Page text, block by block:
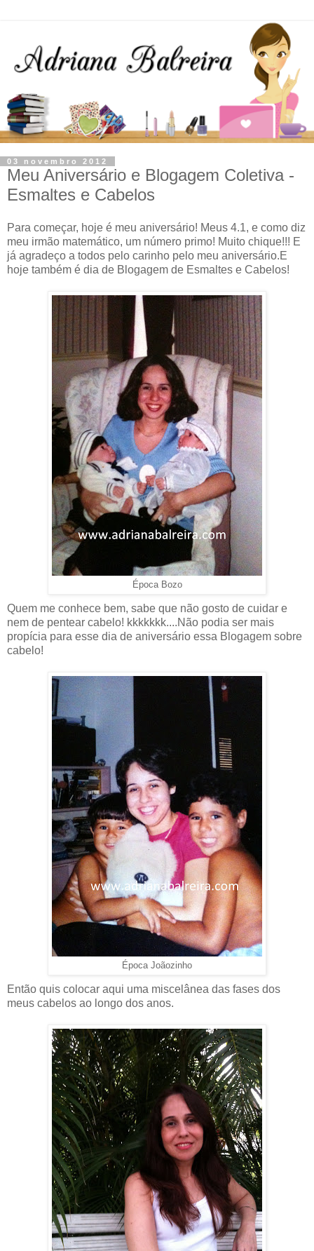
03 novembro 2012
Meu Aniversário e Blogagem Coletiva -
Esmaltes e Cabelos
Para começar, hoje é meu aniversário! Meus 4.1, e como diz
meu irmão matemático, um número primo! Muito chique!!! E
já agradeço a todos pelo carinho pelo meu aniversário.E
hoje também é dia de Blogagem de Esmaltes e Cabelos!
Época Bozo
Quem me conhece bem, sabe que não gosto de cuidar e
nem de pentear cabelo! kkkkkkk....Não podia ser mais
propícia para esse dia de aniversário essa Blogagem sobre
cabelo!
Época Joãozinho
Então quis colocar aqui uma miscelânea das fases dos
meus cabelos ao longo dos anos.